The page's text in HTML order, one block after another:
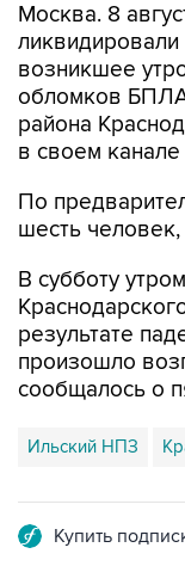
Москва. 8
возникшее
обломков
района
в своем канале
По
шесть
В субботу
результате
произошло
сообщалось о
Ильский НПЗ
Купить